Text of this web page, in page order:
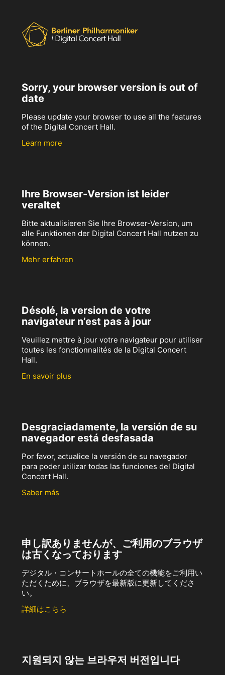
Sorry, your browser version is out of
date
Please update your browser to use all the features
of the Digital Concert Hall.
Learn more
Ihre Browser-Version ist leider
veraltet
Bitte aktualisieren Sie Ihre Browser-Version, um
alle Funktionen der Digital Concert Hall nutzen zu
können.
Mehr erfahren
Désolé, la version de votre
navigateur n’est pas à jour
Veuillez mettre à jour votre navigateur pour utiliser
toutes les fonctionnalités de la Digital Concert
Hall.
En savoir plus
Desgraciadamente, la versión de su
navegador está desfasada
Por favor, actualice la versión de su navegador
para poder utilizar todas las funciones del Digital
Concert Hall.
Saber más
申し訳ありませんが、ご利用のブラウザ
は古くなっております
デジタル・コンサートホールの全ての機能をご利用い
ただくために、ブラウザを最新版に更新してくださ
い。
詳細はこちら
지원되지 않는 브라우저 버전입니다